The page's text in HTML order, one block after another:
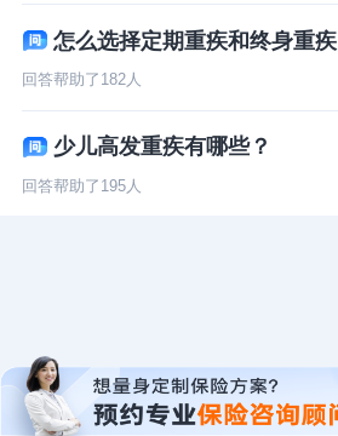
怎么选择定期重疾和终身重疾
回答帮助了 182人
少儿高发重疾有哪些？
回答帮助了 195人